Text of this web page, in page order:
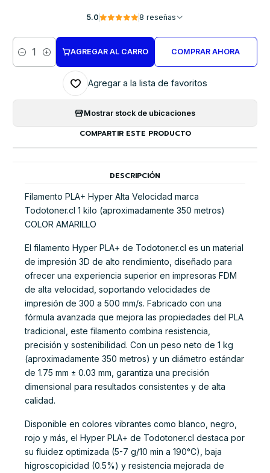
5.0 8 reseñas
Cantidad
AGREGAR AL CARRO COMPRAR AHORA
Agregar a la lista de favoritos
Mostrar stock de ubicaciones
COMPARTIR ESTE PRODUCTO
DESCRIPCIÓN
Filamento PLA+ Hyper Alta Velocidad marca
Todotoner.cl 1 kilo (aproximadamente 350 metros)
COLOR AMARILLO
El filamento Hyper PLA+ de Todotoner.cl es un material
de impresión 3D de alto rendimiento, diseñado para
ofrecer una experiencia superior en impresoras FDM
de alta velocidad, soportando velocidades de
impresión de 300 a 500 mm/s. Fabricado con una
fórmula avanzada que mejora las propiedades del PLA
tradicional, este filamento combina resistencia,
precisión y sostenibilidad. Con un peso neto de 1 kg
(aproximadamente 350 metros) y un diámetro estándar
de 1.75 mm ± 0.03 mm, garantiza una precisión
dimensional para resultados consistentes y de alta
calidad.
Disponible en colores vibrantes como blanco, negro,
rojo y más, el Hyper PLA+ de Todotoner.cl destaca por
su fluidez optimizada (5-7 g/10 min a 190°C), baja
higroscopicidad (0.5%) y resistencia mejorada de